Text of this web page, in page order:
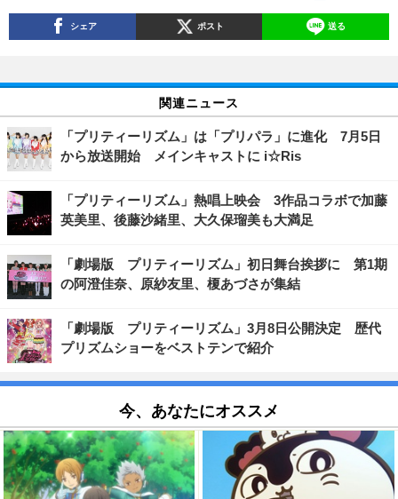
シェア ポスト 送る
関連ニュース
「プリティーリズム」は「プリパラ」に進化 7月5日
から放送開始 メインキャストに i☆Ris
「プリティーリズム」熱唱上映会 3作品コラボで加藤
英美里、後藤沙緒里、大久保瑠美も大満足
「劇場版 プリティーリズム」初日舞台挨拶に 第1期
の阿澄佳奈、原紗友里、榎あづさが集結
「劇場版 プリティーリズム」3月8日公開決定 歴代
プリズムショーをベストテンで紹介
今、あなたにオススメ